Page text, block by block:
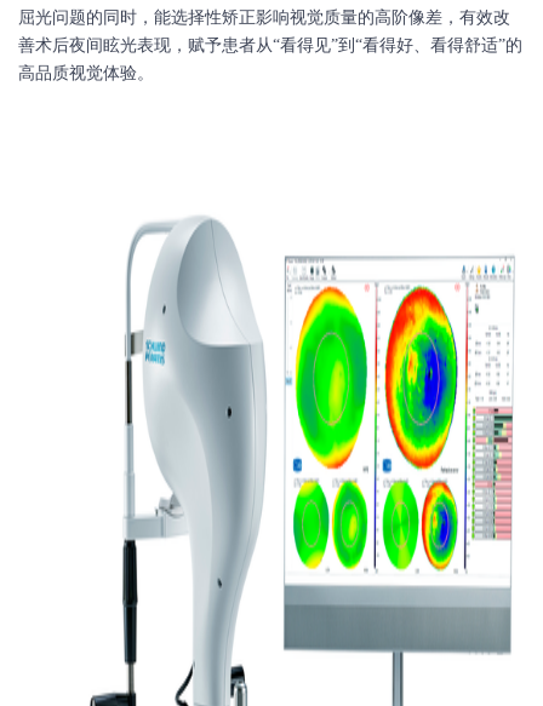
屈光问题的同时，能选择性矫正影响视觉质量的高阶像差，有效改
善术后夜间眩光表现，赋予患者从“看得见”到“看得好、看得舒适”的
高品质视觉体验。